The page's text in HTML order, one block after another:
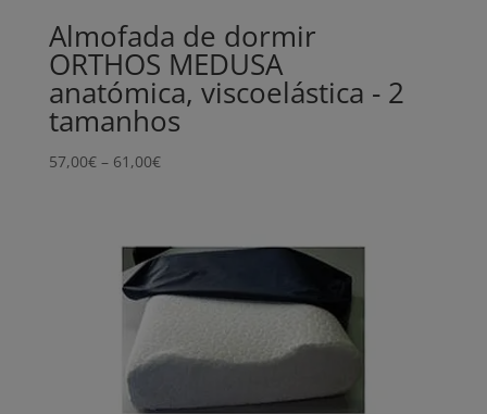
Almofada de dormir
ORTHOS MEDUSA
anatómica, viscoelástica - 2
tamanhos
57,00€ – 61,00€Price
61,00€